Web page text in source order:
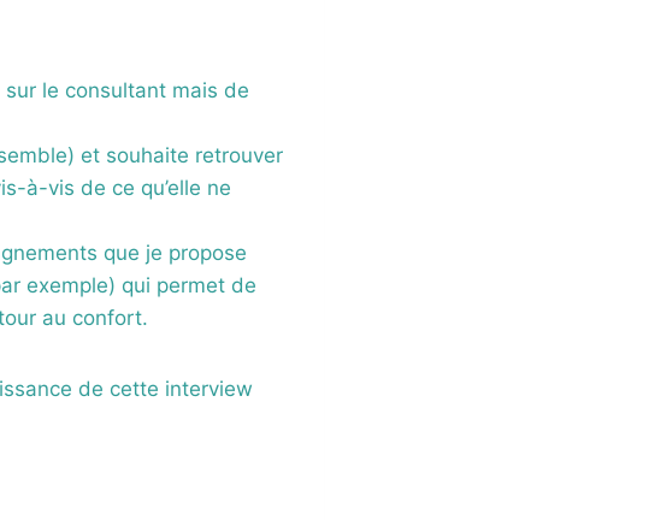
le consultant mais de
et souhaite retrouver
à-vis de ce qu’elle ne
que je propose
exemple) qui permet de
au confort.
de cette interview